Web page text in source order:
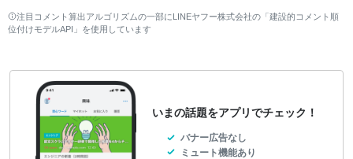
注目コメント算出アルゴリズムの一部にLINEヤフー株式会社の「建設的コメント順
位付けモデルAPI」を使用しています
いまの話題をアプリでチェック！
バナー広告なし
ミュート機能あり